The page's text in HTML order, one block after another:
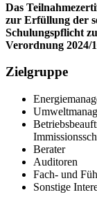
Das
zur Erfüllung der
Schulungspflicht
Verordnung 2024/
Zielgruppe
Berater
Auditoren
Fach- und
Sonstige